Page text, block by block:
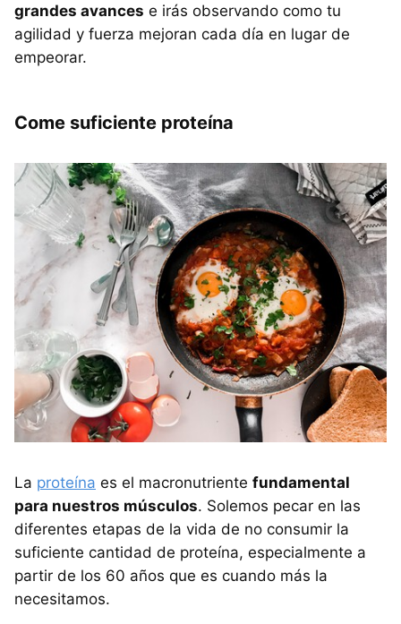
grandes avances e irás observando como tu
agilidad y fuerza mejoran cada día en lugar de
empeorar.
Come suficiente proteína
La proteína es el macronutriente fundamental
para nuestros músculos. Solemos pecar en las
diferentes etapas de la vida de no consumir la
suficiente cantidad de proteína, especialmente a
partir de los 60 años que es cuando más la
necesitamos.